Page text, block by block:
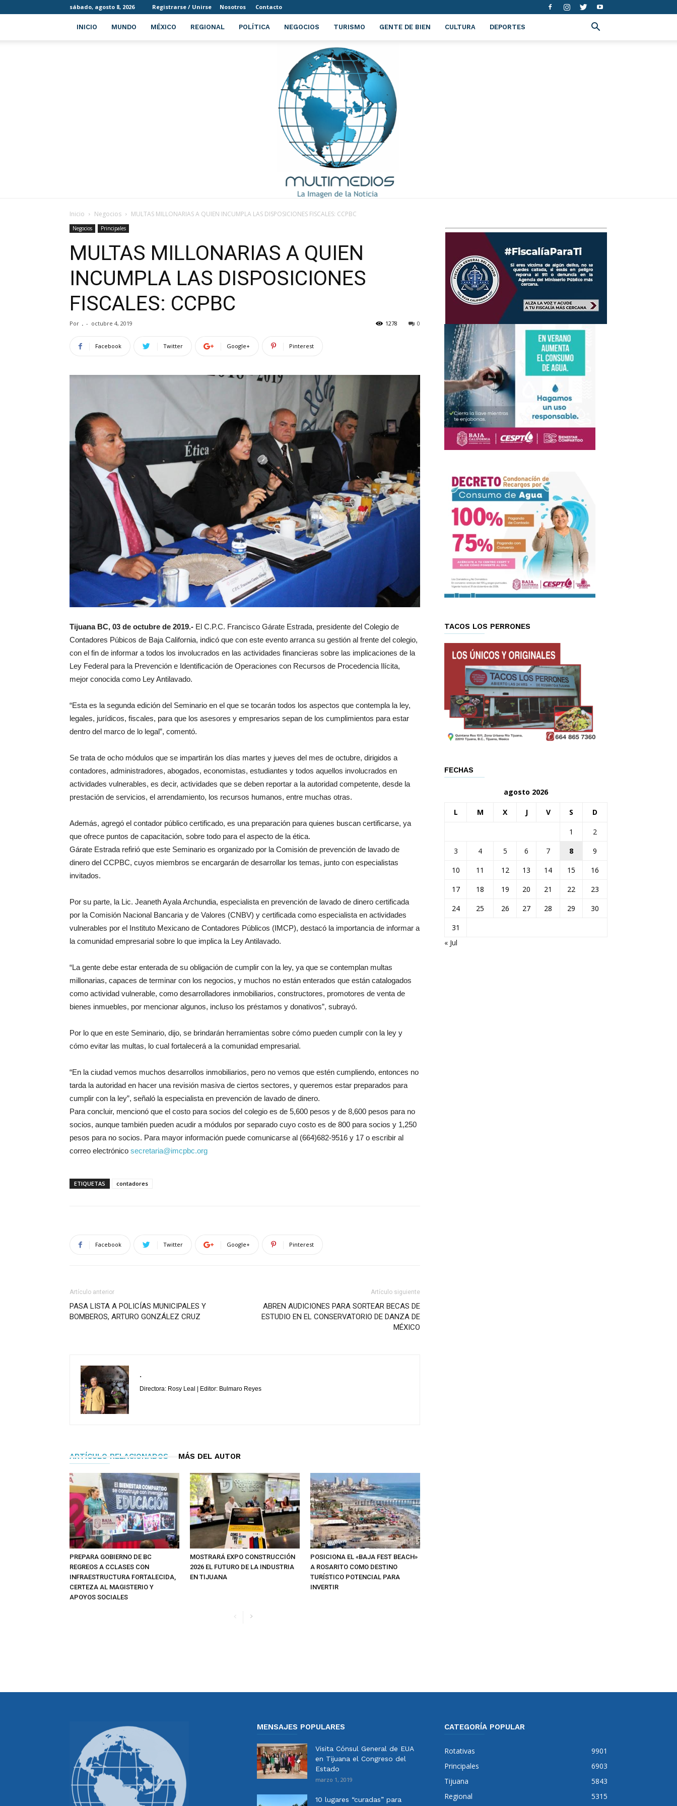
sábado, agosto 8, 2026 Registrarse / Unirse Nosotros Contacto
INICIO MUNDO MÉXICO REGIONAL POLÍTICA NEGOCIOS TURISMO GENTE DE BIEN CULTURA DEPORTES
Inicio Negocios MULTAS MILLONARIAS A QUIEN INCUMPLA LAS DISPOSICIONES FISCALES: CCPBC
Negocios Principales
MULTAS MILLONARIAS A QUIEN
INCUMPLA LAS DISPOSICIONES
FISCALES: CCPBC
Por . - octubre 4, 2019 0
1278
Facebook Twitter Google+ Pinterest
Tijuana BC, 03 de octubre de 2019.- El C.P.C. Francisco Gárate Estrada, presidente del Colegio de
Contadores Púbicos de Baja California, indicó que con este evento arranca su gestión al frente del colegio,
con el fin de informar a todos los involucrados en las actividades financieras sobre las implicaciones de la
Ley Federal para la Prevención e Identificación de Operaciones con Recursos de Procedencia Ilícita,
mejor conocida como Ley Antilavado.
“Esta es la segunda edición del Seminario en el que se tocarán todos los aspectos que contempla la ley,
legales, jurídicos, fiscales, para que los asesores y empresarios sepan de los cumplimientos para estar
dentro del marco de lo legal”, comentó.
Se trata de ocho módulos que se impartirán los días martes y jueves del mes de octubre, dirigidos a
contadores, administradores, abogados, economistas, estudiantes y todos aquellos involucrados en
actividades vulnerables, es decir, actividades que se deben reportar a la autoridad competente, desde la
prestación de servicios, el arrendamiento, los recursos humanos, entre muchas otras.
Además, agregó el contador público certificado, es una preparación para quienes buscan certificarse, ya
que ofrece puntos de capacitación, sobre todo para el aspecto de la ética.
Gárate Estrada refirió que este Seminario es organizado por la Comisión de prevención de lavado de
dinero del CCPBC, cuyos miembros se encargarán de desarrollar los temas, junto con especialistas
invitados.
Por su parte, la Lic. Jeaneth Ayala Archundia, especialista en prevención de lavado de dinero certificada
por la Comisión Nacional Bancaria y de Valores (CNBV) y certificada como especialista en actividades
vulnerables por el Instituto Mexicano de Contadores Públicos (IMCP), destacó la importancia de informar a
la comunidad empresarial sobre lo que implica la Ley Antilavado.
“La gente debe estar enterada de su obligación de cumplir con la ley, ya que se contemplan multas
millonarias, capaces de terminar con los negocios, y muchos no están enterados que están catalogados
como actividad vulnerable, como desarrolladores inmobiliarios, constructores, promotores de venta de
bienes inmuebles, por mencionar algunos, incluso los préstamos y donativos”, subrayó.
Por lo que en este Seminario, dijo, se brindarán herramientas sobre cómo pueden cumplir con la ley y
cómo evitar las multas, lo cual fortalecerá a la comunidad empresarial.
“En la ciudad vemos muchos desarrollos inmobiliarios, pero no vemos que estén cumpliendo, entonces no
tarda la autoridad en hacer una revisión masiva de ciertos sectores, y queremos estar preparados para
cumplir con la ley”, señaló la especialista en prevención de lavado de dinero.
Para concluir, mencionó que el costo para socios del colegio es de 5,600 pesos y de 8,600 pesos para no
socios, aunque también pueden acudir a módulos por separado cuyo costo es de 800 para socios y 1,250
pesos para no socios. Para mayor información puede comunicarse al (664)682-9516 y 17 o escribir al
correo electrónico secretaria@imcpbc.org
ETIQUETAS contadores
Facebook Twitter Google+ Pinterest
Artículo anterior
PASA LISTA A POLICÍAS MUNICIPALES Y
BOMBEROS, ARTURO GONZÁLEZ CRUZ
Artículo siguiente
ABREN AUDICIONES PARA SORTEAR BECAS DE
ESTUDIO EN EL CONSERVATORIO DE DANZA DE
MÉXICO
.
Directora: Rosy Leal | Editor: Bulmaro Reyes
ARTÍCULO RELACIONADOS MÁS DEL AUTOR
PREPARA GOBIERNO DE BC
REGREOS A CCLASES CON
INFRAESTRUCTURA FORTALECIDA,
CERTEZA AL MAGISTERIO Y
APOYOS SOCIALES
MOSTRARÁ EXPO CONSTRUCCIÓN
2026 EL FUTURO DE LA INDUSTRIA
EN TIJUANA
POSICIONA EL «BAJA FEST BEACH»
A ROSARITO COMO DESTINO
TURÍSTICO POTENCIAL PARA
INVERTIR
TACOS LOS PERRONES
FECHAS
agosto 2026
L M X J V S D
1
2
3
4 5 6 7 8
9
10
11 12 13 14 15
16
17
18 19 20 21 22
23
24
25 26 27 28 29
30
31
« Jul
MENSAJES POPULARES
Visita Cónsul General de EUA
en Tijuana el Congreso del
Estado
marzo 1, 2019
10 lugares “curadas” para
CATEGORÍA POPULAR
Rotativas
9901
Principales
6903
Tijuana
5843
Regional
5315